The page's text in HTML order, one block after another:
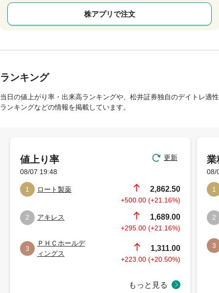
株アプリで注文
ランキング
当日の値上がり率・出来高ランキングや、松井証券独自のデイトレ適性
ランキングなどの情報を掲載しています。